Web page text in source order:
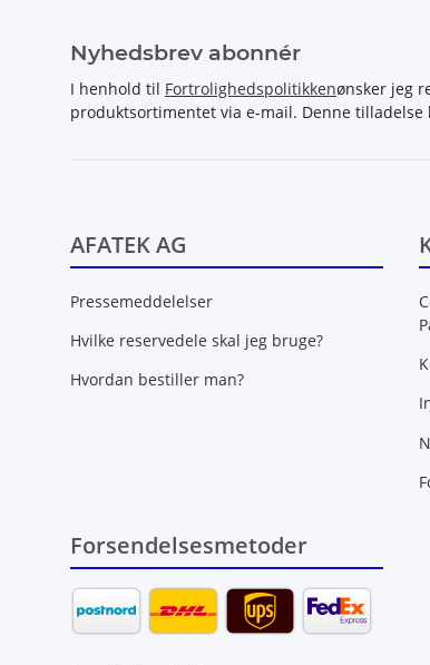
Nyhedsbrev abonnér
I henhold til Fortrolighedspolitikkenønsker jeg
produktsortimentet via e-mail. Denne
AFATEK AG
Pressemeddelelser
Hvilke reservedele skal jeg bruge?
Hvordan bestiller man?
Forsendelsesmetoder